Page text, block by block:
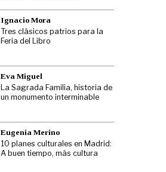
Ignacio Mora
Tres clásicos patrios para la
Feria del Libro
Eva Miguel
La Sagrada Familia, historia de
un monumento interminable
Eugenia Merino
10 planes culturales en Madrid:
A buen tiempo, más cultura